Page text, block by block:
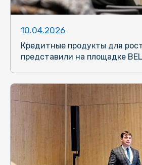
10.04.2026
Кредитные продукты для
представили на площадке